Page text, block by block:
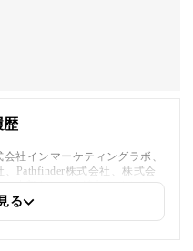
歴
社インマーケティングラボ、
Pathfinder株式会社、株式会
内部リンクを追加しました
る